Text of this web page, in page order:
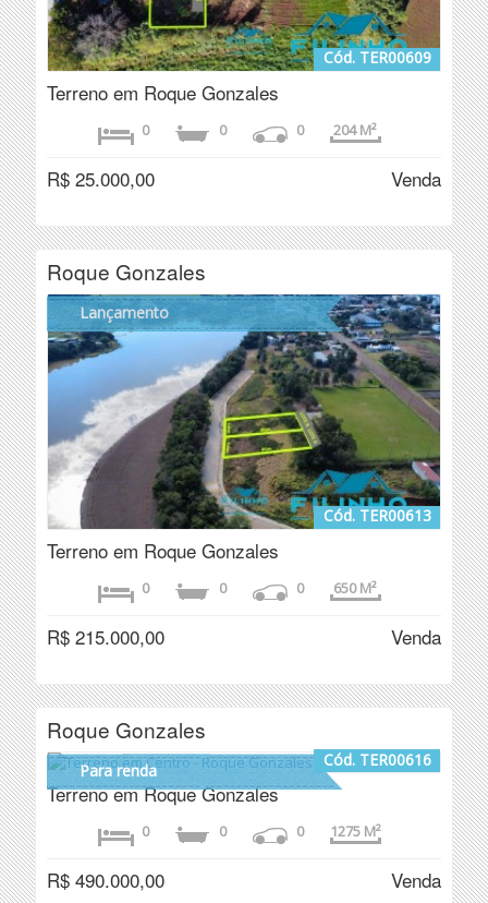
Cód. TER00609
Terreno em Roque Gonzales
0 0 0 204 M²
R$ 25.000,00 Venda
Roque Gonzales
Lançamento
Cód. TER00613
Terreno em Roque Gonzales
0 0 0 650 M²
R$ 215.000,00 Venda
Roque Gonzales
Para renda
Cód. TER00616
Terreno em Roque Gonzales
0 0 0 1275 M²
R$ 490.000,00 Venda